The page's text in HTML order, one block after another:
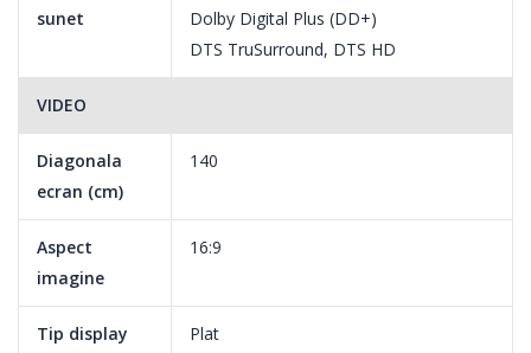
sunet
Dolby Digital Plus (DD+)
DTS TruSurround, DTS HD
VIDEO
Diagonala
ecran (cm)
140
Aspect
imagine
16:9
Tip display Plat